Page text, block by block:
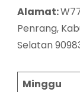
Alamat:
Penrang,
Selatan
Minggu